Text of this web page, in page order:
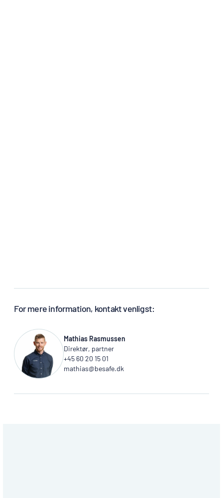
For mere information, kontakt venligst:
Mathias Rasmussen
Direktør, partner
+45 60 20 15 01
mathias@besafe.dk